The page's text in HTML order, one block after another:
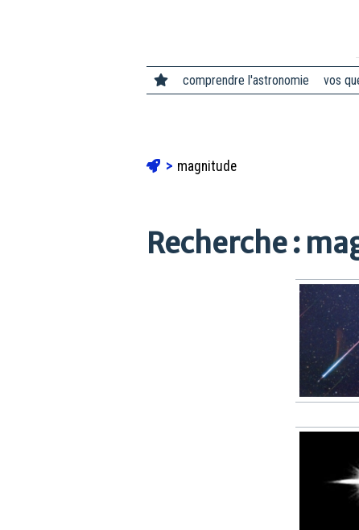
comprendre l'astronomie vos
magnitude
Recherche :